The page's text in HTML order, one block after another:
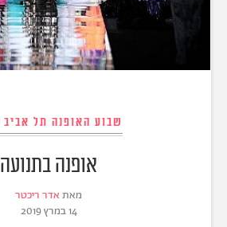
שבוע האופנה תל אביב 2019
אופנה בתנועה
מאת אדר ריכטר
14 במרץ 2019